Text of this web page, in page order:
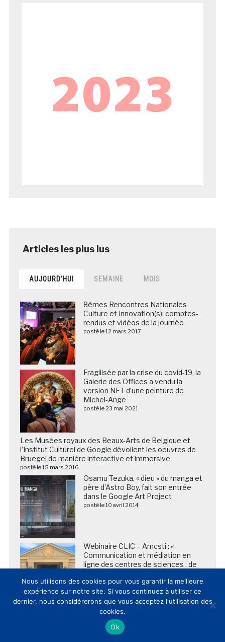
AUJOURD’HUI SEMAINE MOIS
8èmes Rencontres Nationales
Culture et Innovation(s): comptes-
rendus et vidéos de la journée
posté le 12 mars 2017
Fragilisée par la crise du covid-19, la
Galerie des Offices a vendu la
version NFT d’une peinture de
Michel-Ange
posté le 23 mai 2021
Les Musées royaux des Beaux-Arts de Belgique et
l’Institut Culturel de Google dévoilent les oeuvres de
Bruegel de manière interactive et immersive
posté le 15 mars 2016
Osamu Tezuka, « dieu » du manga et
père d’Astro Boy, fait son entrée
dans le Google Art Project
posté le 10 avril 2014
Webinaire CLIC – Amcsti : «
Communication et médiation en
ligne des centres de sciences : de
? » / Plus de 95 professionnels
inscrits !
posté le 12 décembre 2022
Nous utilisons des cookies pour vous garantir la meilleure
expérience sur notre site. Si vous continuez à utiliser ce
dernier, nous considérerons que vous acceptez l'utilisation des
cookies.
Ok